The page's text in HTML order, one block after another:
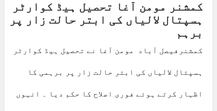
کمشنر مومن آغا تحصیل ہیڈ کوارٹر
ہسپتال لالیاں کی ابتر حالت زار پر
برہم
کمشنرفیصل آباد مومن آغا نے تحصیل ہیڈ کوارٹر
ہسپتال لالیاں کی ابتر حالت زار پر برہمی کا
اظہار کرتے ہوئے فوری اصلاح کا حکم دیا ۔ انہوں